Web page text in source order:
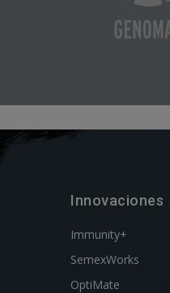
Innovaciones
Immunity+
SemexWorks
OptiMate